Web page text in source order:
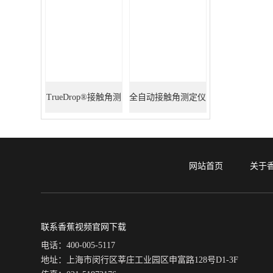
TrueDrop®接触角测 全自动接触角测定仪
网站首页 关于
联系香蕉视频官网下载
电话：400-005-5117
地址：上海市闵行区莘庄工业园区申富路128号D1-3F